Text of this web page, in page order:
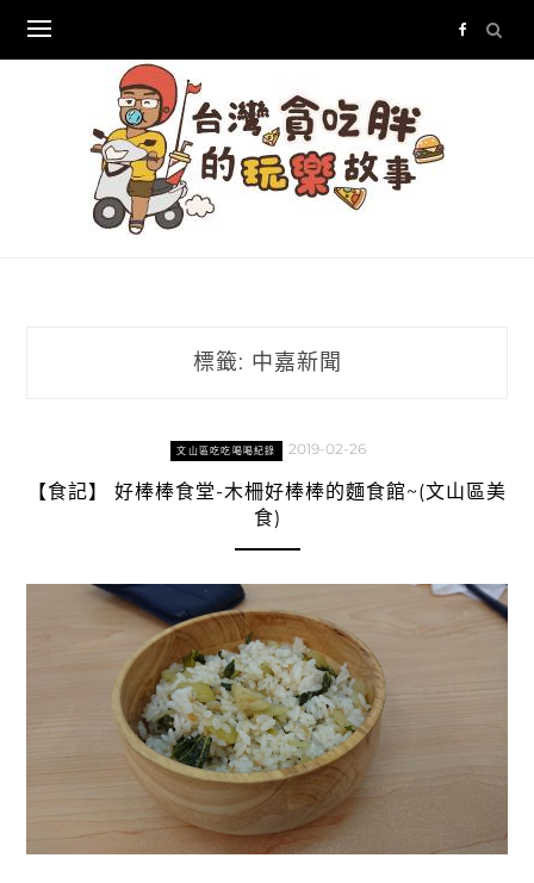
content
標籤: 中嘉新聞
文山區吃吃喝喝紀錄 2019-02-26
【食記】 好棒棒食堂-木柵好棒棒的麵食館~(文山區美
食)